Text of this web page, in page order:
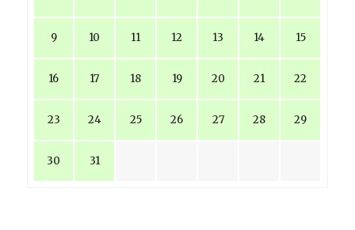
9 10 11 12 13 14 15
16 17 18 19 20 21 22
23 24 25 26 27 28 29
30 31